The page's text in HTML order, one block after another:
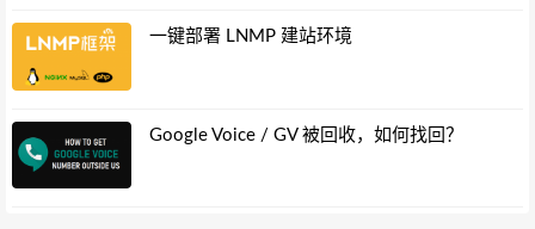
一键部署 LNMP 建站环境
Google Voice / GV 被回收，如何找回？